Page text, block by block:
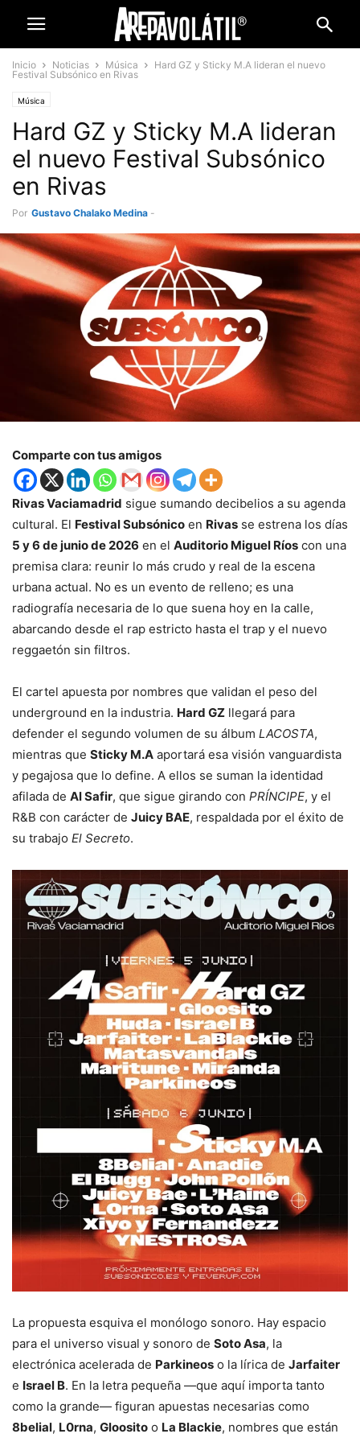
Inicio Noticias Música
Hard GZ y Sticky M.A lideran el nuevo
Festival Subsónico en Rivas
Música
Hard GZ y Sticky M.A lideran
el nuevo Festival Subsónico
en Rivas
Por Gustavo Chalako Medina -
Comparte con tus amigos
Rivas Vaciamadrid sigue sumando decibelios a su agenda
cultural. El Festival Subsónico en Rivas se estrena los días
5 y 6 de junio de 2026 en el Auditorio Miguel Ríos con una
premisa clara: reunir lo más crudo y real de la escena
urbana actual. No es un evento de relleno; es una
radiografía necesaria de lo que suena hoy en la calle,
abarcando desde el rap estricto hasta el trap y el nuevo
reggaetón sin filtros.
El cartel apuesta por nombres que validan el peso del
underground en la industria. Hard GZ llegará para
defender el segundo volumen de su álbum LACOSTA,
mientras que Sticky M.A aportará esa visión vanguardista
y pegajosa que lo define. A ellos se suman la identidad
afilada de Al Safir, que sigue girando con PRÍNCIPE, y el
R&B con carácter de Juicy BAE, respaldada por el éxito de
su trabajo El Secreto.
La propuesta esquiva el monólogo sonoro. Hay espacio
para el universo visual y sonoro de Soto Asa, la
electrónica acelerada de Parkineos o la lírica de Jarfaiter
e Israel B. En la letra pequeña —que aquí importa tanto
como la grande— figuran apuestas necesarias como
8belial, L0rna, Gloosito o La Blackie, nombres que están